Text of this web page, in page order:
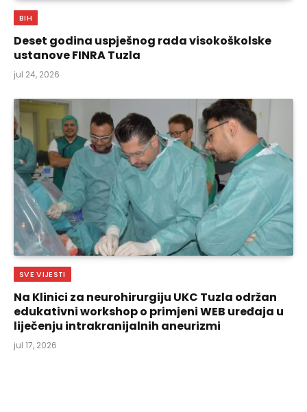
BIH
Deset godina uspješnog rada visokoškolske
ustanove FINRA Tuzla
jul 24, 2026
SVE VIJESTI
Na Klinici za neurohirurgiju UKC Tuzla održan
edukativni workshop o primjeni WEB uređaja u
liječenju intrakranijalnih aneurizmi
jul 17, 2026